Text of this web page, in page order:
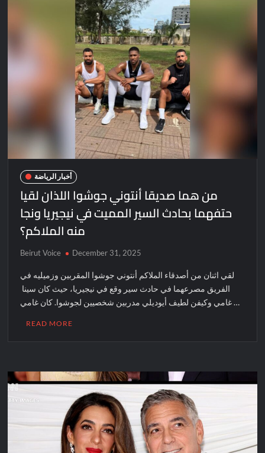
أخبار الرياضة
من هما صديقا أنتوني جوشوا اللذان لقيا
حتفهما بحادث السير المميت في نيجيريا ونجا
منه الملاكم؟
Beirut Voice December 31, 2025
لقي اثنان من أصدقاء الملاكم أنتوني جوشوا المقربين وزميليه في
الفريق مصرعهما في حادث سير وقع في نيجيريا، حيث كان سينا ​​
غامي وكيفن لطيف أيوديلي مدربين شخصيين لجوشوا. كان غامي …
READ MORE